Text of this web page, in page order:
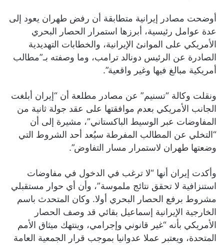
أوضحت مصادر إيرانية متطابقة أن رفض طهران يعود إلى
عدة عوامل رئيسية، أبرزها استمرار الحصار البحري
الأمريكي على الموانئ الإيرانية، والخطابات التهديدية
الصادرة عن الرئيس دونالد ترامب، وما وصفته بـ”مطالب
أمريكية مبالغ فيها وغير واقعية”.
ونقلت وكالة “تسنيم” عن مصادر مطلعة أن “إيران أبلغت
الجانب الأمريكي بعدم موافقتها على عقد جولة ثانية من
المفاوضات عبر الوسيط الباكستاني”، مشيرة إلى أن
“التخلي عن المطالب المفرطة سيُعد أحد الشروط التي
وضعتها طهران لاستمرار مسار التفاوض”.
وأكدت إيران أنها “لا ترغب في الدخول في مفاوضات
استنزافية لا تحقق نتائج ملموسة”، وأن أي حوار مستقبلي
مشروط برفع الحصار البحري أولا. وكان المتحدث باسم
الخارجية الإيرانية إسماعيل بقائي قد وصف الحصار
الأمريكي بأنه “غير قانوني وإجرامي، وينتهك ميثاق الأمم
المتحدة، ويعتبر عملا عدوانيا بموجب قرار الجمعية العامة